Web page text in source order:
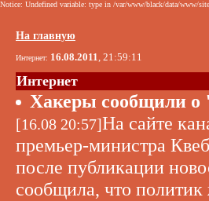
Notice: Undefined variable: type in /var/www/black/data/www/
На главную
Интернет: 16.08.2011, 21:59:11
Интернет
Хакеры сообщили о
[16.08 20:57]На сайте
премьер-министра
после публикации
сообщила, что политик